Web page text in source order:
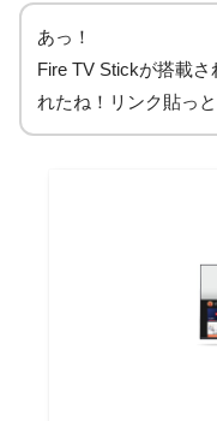
あっ！
Fire TV Stickが搭載
れたね！リンク貼っと